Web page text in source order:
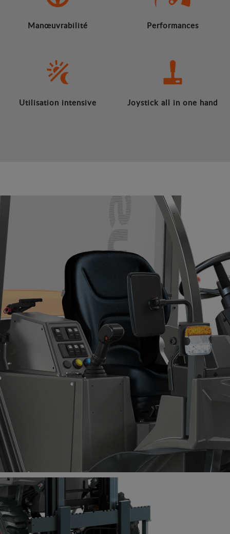
Manœuvrabilité Performances
Utilisation intensive Joystick all in one hand